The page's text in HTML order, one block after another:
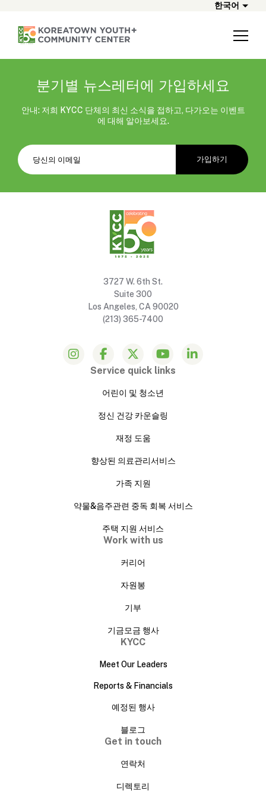
한국어
분기별 뉴스레터에 가입하세요
안내: 저희 KYCC 단체의 최신 소식을 접하고, 다가오는 이벤트
에 대해 알아보세요.
3727 W. 6th St.
Suite 300
Los Angeles, CA 90020
(213) 365-7400
Service quick links
어린이 및 청소년
정신 건강 카운슬링
재정 도움
향상된 의료관리서비스
가족 지원
약물&음주관련 중독 회복 서비스
주택 지원 서비스
Work with us
커리어
자원봉
기부
기금모금 행사
KYCC
Meet Our Leaders
Reports & Financials
예정된 행사
블로그
Get in touch
연락처
디렉토리